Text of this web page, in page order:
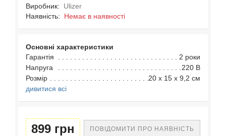
Виробник:
Ulizer
Наявність: Немає в наявності
Основні характеристики
Гарантія
2 роки
Напруга
220 В
Розмір
20 x 15 x 9,2 см
дивитися всі
899 грн ПОВІДОМИТИ ПРО НАЯВНІСТЬ